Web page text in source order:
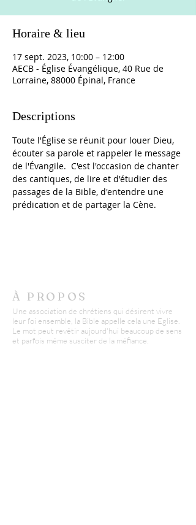
Horaire & lieu
17 sept. 2023, 10:00 – 12:00
AECB - Église Évangélique, 40 Rue de
Lorraine, 88000 Épinal, France
Descriptions
Toute l'Église se réunit pour louer Dieu,
écouter sa parole et rappeler le message
de l'Évangile.  C'est l'occasion de chanter
des cantiques, de lire et d'étudier des
passages de la Bible, d'entendre une
prédication et de partager la Cène.
À PROPOS
Une association de chrétiens qui désirent vivre
leur foi ensemble, la Bible appelle cela une Eglise.
Le mot peut revêtir aujourd'hui beaucoup de sens
et parfois même susciter de la méfiance.